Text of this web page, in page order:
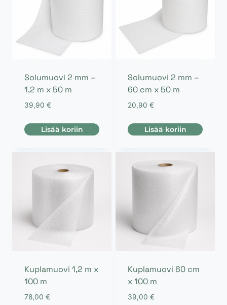
Solumuovi 2 mm –
1,2 m x 50 m
39,90 €
Lisää koriin
Solumuovi 2 mm –
60 cm x 50 m
20,90 €
Lisää koriin
Kuplamuovi 1,2 m x
100 m
78,00 €
Kuplamuovi 60 cm
x 100 m
39,00 €